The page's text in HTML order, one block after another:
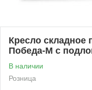
Кресло складное
Победа-М с
В наличии
Розница